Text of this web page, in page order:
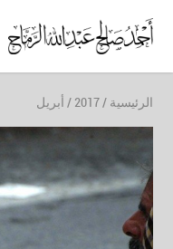
الرئيسية /
2017
/ أبريل